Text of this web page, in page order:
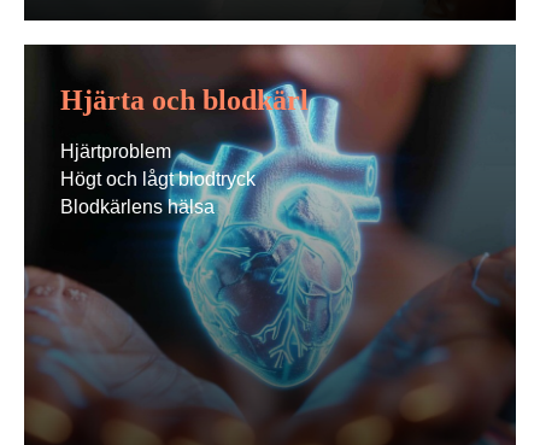
Hjärta och blodkärl
Hjärtproblem
Högt och lågt blodtryck
Blodkärlens hälsa